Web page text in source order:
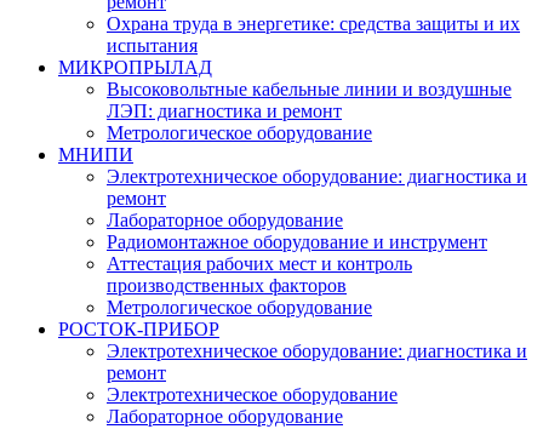
Охрана труда в энергетике: средства защиты и их
испытания
МИКРОПРЫЛАД
Высоковольтные кабельные линии и воздушные
ЛЭП: диагностика и ремонт
Метрологическое оборудование
МНИПИ
Электротехническое оборудование: диагностика и
ремонт
Лабораторное оборудование
Радиомонтажное оборудование и инструмент
Аттестация рабочих мест и контроль
производственных факторов
Метрологическое оборудование
РОСТОК-ПРИБОР
Электротехническое оборудование: диагностика и
ремонт
Электротехническое оборудование
Лабораторное оборудование